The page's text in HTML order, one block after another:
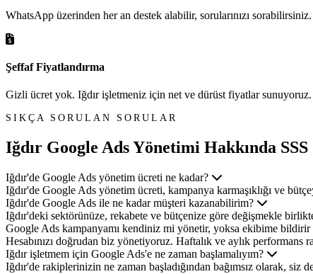
WhatsApp üzerinden her an destek alabilir, sorularınızı sorabilirsiniz.
Şeffaf Fiyatlandırma
Gizli ücret yok. Iğdır işletmeniz için net ve dürüst fiyatlar sunuyoruz.
SIKÇA SORULAN SORULAR
Iğdır Google Ads Yönetimi Hakkında SSS
Iğdır'de Google Ads yönetim ücreti ne kadar?
Iğdır'de Google Ads yönetim ücreti, kampanya karmaşıklığı ve
Iğdır'de Google Ads ile ne kadar müşteri kazanabilirim?
Iğdır'deki sektörünüze, rekabete ve bütçenize göre değişmekle
Google Ads kampanyamı kendiniz mi yönetir, yoksa ekibime bildirir
Hesabınızı doğrudan biz yönetiyoruz. Haftalık ve aylık
Iğdır işletmem için Google Ads'e ne zaman başlamalıyım?
Iğdır'de rakiplerinizin ne zaman başladığından bağımsız olarak,